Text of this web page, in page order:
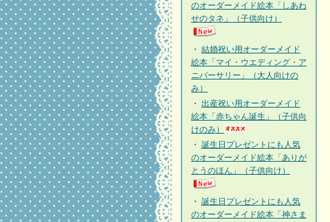
のオーダーメイド絵本「しあわ
せのタネ」（子供向け）
・ 結婚祝い用オーダーメイド
絵本「マイ・ウエディング・ア
ニバーサリー」（大人向けの
み）
・ 出産祝い用オーダーメイド
絵本「赤ちゃん誕生」（子供向
けのみ）
・ 誕生日プレゼントにも人気
のオーダーメイド絵本「ありが
とうのほん」（子供向け）
・ 誕生日プレゼントにも人気
のオーダーメイド絵本「神さま